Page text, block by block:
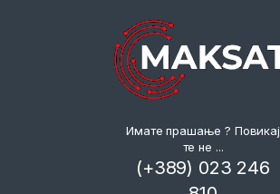
Имате прашање ? Повикај
те не ...
(+389) 023 246